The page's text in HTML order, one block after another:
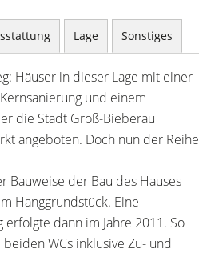
Lage Sonstiges
Häuser in dieser Lage mit einer
und einem
die Stadt Groß-Bieberau
angeboten. Doch nun der Reihe
Bauweise der Bau des Hauses
Hanggrundstück. Eine
dann im Jahre 2011. So
WCs inklusive Zu- und